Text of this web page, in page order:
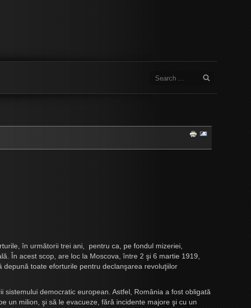
în următorii trei ani, pentru ca, pe fondul mizeriei,
În acest scop, are loc la Moscova, între 2 şi 6 martie 1919,
toate eforturile pentru declanşarea revoluţiilor
democratic european. Astfel, România a fost obligată
un milion, şi să le evacueze, fără incidente majore şi cu un